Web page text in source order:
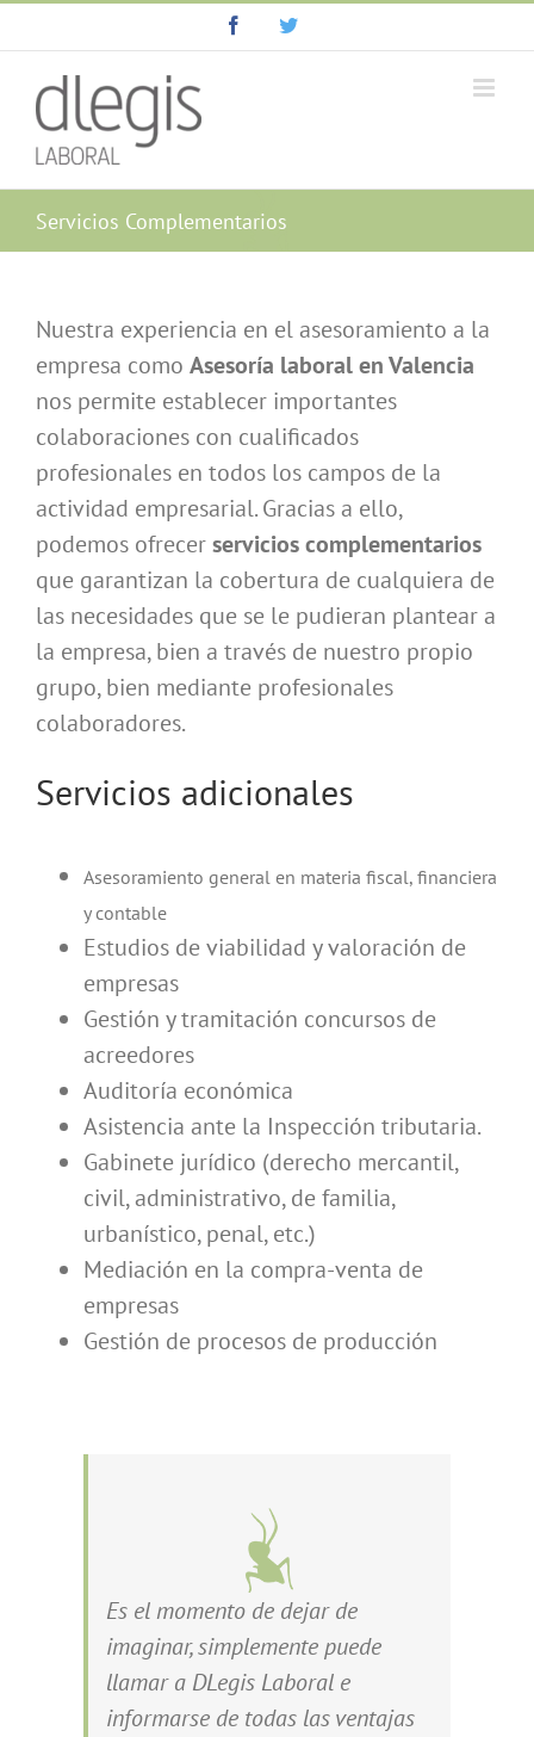
al
contenido
FacebookTwitter
Servicios Complementarios
Nuestra experiencia en el asesoramiento a la
empresa como Asesoría laboral en Valencia
nos permite establecer importantes
colaboraciones con cualificados
profesionales en todos los campos de la
actividad empresarial. Gracias a ello,
podemos ofrecerservicios complementarios
que garantizan la cobertura de cualquiera de
las necesidades que se le pudieran plantear a
la empresa, bien a través de nuestro propio
grupo, bien mediante profesionales
colaboradores.
Servicios adicionales
Asesoramiento general en materia fiscal, financiera
y contable
Estudios de viabilidad y valoración de
empresas
Gestión y tramitación concursos de
acreedores
Auditoría económica
Asistencia ante la Inspección tributaria.
Gabinete jurídico (derecho mercantil,
civil, administrativo, de familia,
urbanístico, penal, etc.)
Mediación en la compra-venta de
empresas
Gestión de procesos de producción
Es el momento de dejar de
imaginar, simplemente puede
llamar a DLegis Laboral e
informarse de todas las ventajas